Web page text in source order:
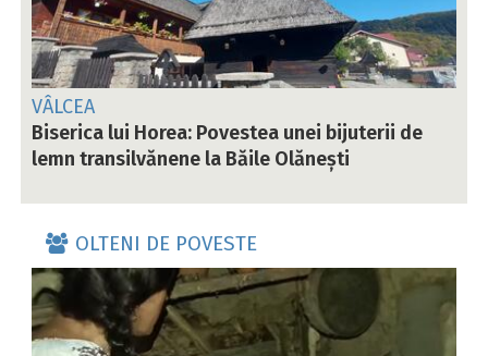
VÂLCEA
Biserica lui Horea: Povestea unei bijuterii de
lemn transilvănene la Băile Olănești
OLTENI DE POVESTE